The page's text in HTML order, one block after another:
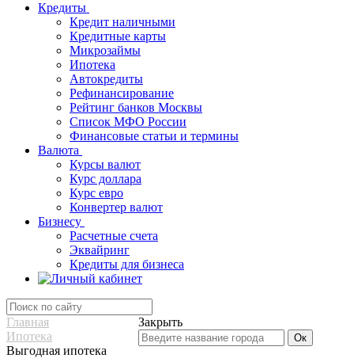
Кредиты
Кредит наличными
Кредитные карты
Микрозаймы
Ипотека
Автокредиты
Рефинансирование
Рейтинг банков Москвы
Список МФО России
Финансовые статьи и термины
Валюта
Курсы валют
Курс доллара
Курс евро
Конвертер валют
Бизнесу
Расчетные счета
Эквайринг
Кредиты для бизнеса
Закрыть
Главная
Ипотека
Выгодная ипотека